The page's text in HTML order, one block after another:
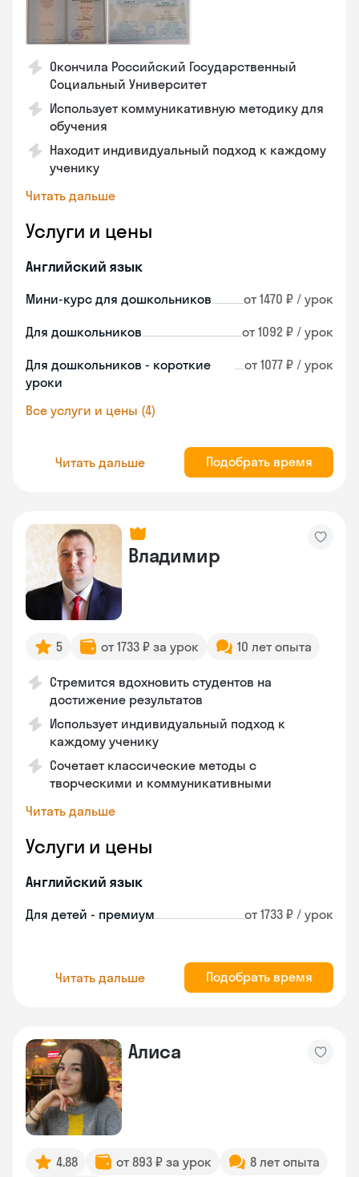
Окончила Российский Государственный
Социальный Университет
Использует коммуникативную методику для
обучения
Находит индивидуальный подход к каждому
ученику
Читать дальше
Услуги и цены
Английский язык
Мини-курс для дошкольников от 1470 ₽ / урок
Для дошкольников от 1092 ₽ / урок
Для дошкольников - короткие
уроки
от 1077 ₽ / урок
Все услуги и цены (4)
Читать дальше Подобрать время
Владимир
5 от 1733 ₽ за урок 10 лет опыта
Стремится вдохновить студентов на
достижение результатов
Использует индивидуальный подход к
каждому ученику
Сочетает классические методы с
творческими и коммуникативными
Читать дальше
Услуги и цены
Английский язык
Для детей - премиум от 1733 ₽ / урок
Читать дальше Подобрать время
Алиса
4.88 от 893 ₽ за урок
8 лет опыта